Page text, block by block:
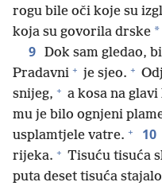
rogu bile oči koje su
koja su govorila drske *
9 Dok sam gledao,
Pradavni + je sjeo. +
snijeg, + a kosa na
mu je bilo ognjeni
usplamtjele vatre. + 10
rijeka. + Tisuću tisuća
puta deset tisuća